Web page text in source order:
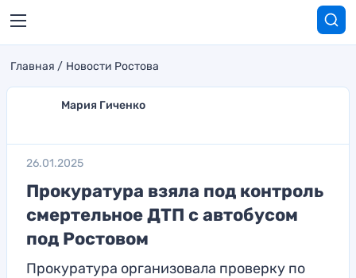
Главная Новости Ростова
Мария Гиченко
26.01.2025
Прокуратура взяла под контроль
смертельное ДТП с автобусом
под Ростовом
Прокуратура организовала проверку по